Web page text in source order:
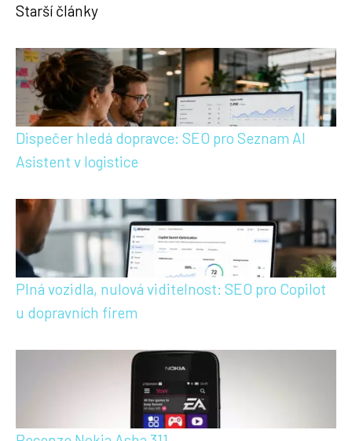
Starší články
Dispečer hledá dopravce: SEO pro Seznam AI
Asistent v logistice
Plná vozidla, nulová viditelnost: SEO pro Copilot
u dopravních firem